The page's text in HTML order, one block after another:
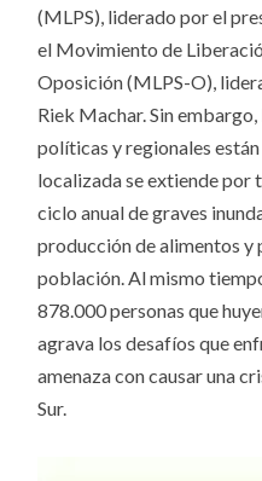
(MLPS), liderado por el
el Movimiento de
Oposición (MLPS-O),
Riek Machar. Sin
políticas y regionales
localizada se extiende por
ciclo anual de graves
producción de alimentos y
población. Al mismo
878.000 personas que
agrava los desafíos que
amenaza con causar una
Sur.